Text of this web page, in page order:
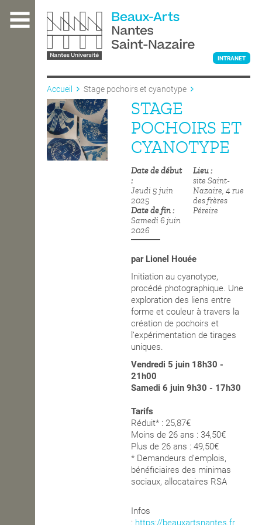
contenu
L'ÉCOLE
ENSEIGNEMENT
INTRANET
Accueil Stage pochoirs et cyanotype
STAGE
POCHOIRS ET
CYANOTYPE
Date de début
Jeudi 5 juin
2025
Date de fin
Samedi 6 juin
2026
Lieu
site Saint-
Nazaire, 4 rue
des frères
Péreire
par Lionel Houée
Initiation au cyanotype,
procédé photographique. Une
exploration des liens entre
forme et couleur à travers la
création de pochoirs et
l’expérimentation de tirages
uniques.
Vendredi 5 juin 18h30 -
21h00
Samedi 6 juin 9h30 - 17h30
Tarifs
Réduit* : 25,87€
Moins de 26 ans : 34,50€
Plus de 26 ans : 49,50€
* Demandeurs d’emplois,
bénéficiaires des minimas
sociaux, allocataires RSA
Infos